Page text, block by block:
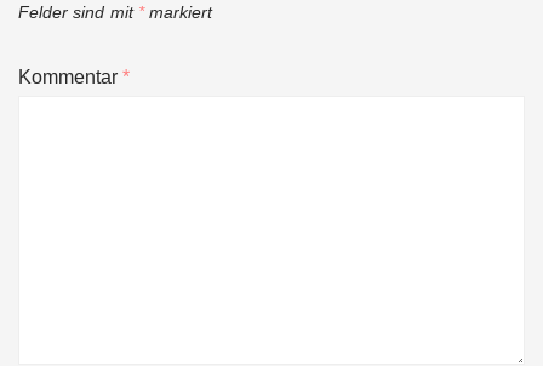
Felder sind mit *markiert
Kommentar*